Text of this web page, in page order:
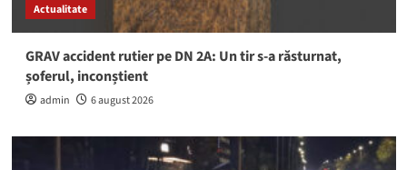
Actualitate
GRAV accident rutier pe DN 2A: Un tir s-a răsturnat,
șoferul, inconștient
admin 6 august 2026